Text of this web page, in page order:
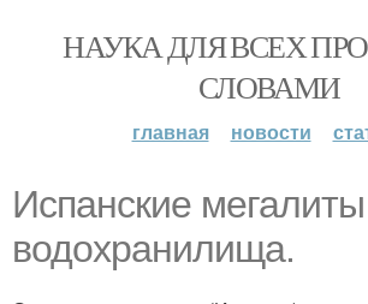
НАУКА ДЛЯ ВСЕХ
СЛОВАМИ
главная новости
Испанские
водохранилища.